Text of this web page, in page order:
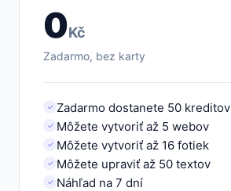
0Kč
Zadarmo, bez karty
✓ Zadarmo dostanete 50 kreditov
✓ Môžete vytvoriť až 5 webov
✓ Môžete vytvoriť až 16 fotiek
✓ Môžete upraviť až 50 textov
✓ Náhľad na 7 dní